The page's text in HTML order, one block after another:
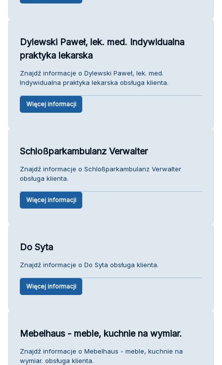
Dylewski Paweł, lek. med. Indywidualna
praktyka lekarska
Znajdź informacje o Dylewski Paweł, lek. med.
Indywidualna praktyka lekarska obsługa klienta.
Więcej informacji
Schloßparkambulanz Verwalter
Znajdź informacje o Schloßparkambulanz Verwalter
obsługa klienta.
Więcej informacji
Do Syta
Znajdź informacje o Do Syta obsługa klienta.
Więcej informacji
Mebelhaus - meble, kuchnie na wymiar.
Znajdź informacje o Mebelhaus - meble, kuchnie na
wymiar. obsługa klienta.